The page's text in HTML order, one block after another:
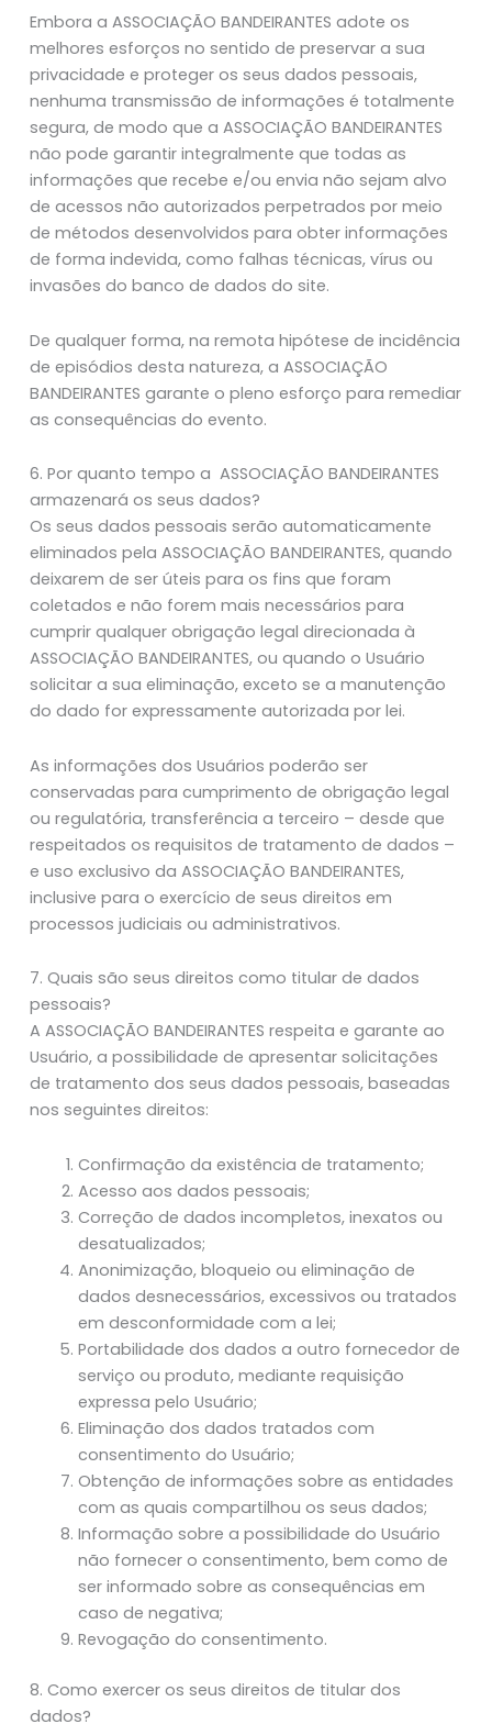
Embora a ASSOCIAÇÃO BANDEIRANTES adote os
melhores esforços no sentido de preservar a sua
privacidade e proteger os seus dados pessoais,
nenhuma transmissão de informações é totalmente
segura, de modo que a ASSOCIAÇÃO BANDEIRANTES
não pode garantir integralmente que todas as
informações que recebe e/ou envia não sejam alvo
de acessos não autorizados perpetrados por meio
de métodos desenvolvidos para obter informações
de forma indevida, como falhas técnicas, vírus ou
invasões do banco de dados do site.
De qualquer forma, na remota hipótese de incidência
de episódios desta natureza, a ASSOCIAÇÃO
BANDEIRANTES garante o pleno esforço para remediar
as consequências do evento.
6. Por quanto tempo a ASSOCIAÇÃO BANDEIRANTES
armazenará os seus dados?
Os seus dados pessoais serão automaticamente
eliminados pela ASSOCIAÇÃO BANDEIRANTES, quando
deixarem de ser úteis para os fins que foram
coletados e não forem mais necessários para
cumprir qualquer obrigação legal direcionada à
ASSOCIAÇÃO BANDEIRANTES, ou quando o Usuário
solicitar a sua eliminação, exceto se a manutenção
do dado for expressamente autorizada por lei.
As informações dos Usuários poderão ser
conservadas para cumprimento de obrigação legal
ou regulatória, transferência a terceiro – desde que
respeitados os requisitos de tratamento de dados –
e uso exclusivo da ASSOCIAÇÃO BANDEIRANTES,
inclusive para o exercício de seus direitos em
processos judiciais ou administrativos.
7. Quais são seus direitos como titular de dados
pessoais?
A ASSOCIAÇÃO BANDEIRANTES respeita e garante ao
Usuário, a possibilidade de apresentar solicitações
de tratamento dos seus dados pessoais, baseadas
nos seguintes direitos:
Confirmação da existência de tratamento;
Acesso aos dados pessoais;
Correção de dados incompletos, inexatos ou
desatualizados;
Anonimização, bloqueio ou eliminação de
dados desnecessários, excessivos ou tratados
em desconformidade com a lei;
Portabilidade dos dados a outro fornecedor de
serviço ou produto, mediante requisição
expressa pelo Usuário;
Eliminação dos dados tratados com
consentimento do Usuário;
Obtenção de informações sobre as entidades
com as quais compartilhou os seus dados;
Informação sobre a possibilidade do Usuário
não fornecer o consentimento, bem como de
ser informado sobre as consequências em
caso de negativa;
Revogação do consentimento.
8. Como exercer os seus direitos de titular dos
dados?